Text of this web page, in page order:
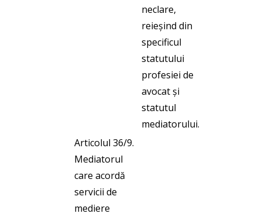
neclare,
reieșind din
specificul
statutului
profesiei de
avocat și
statutul
mediatorului.
Articolul 36/9.
Mediatorul
care acordă
servicii de
mediere